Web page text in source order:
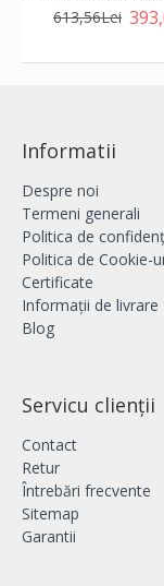
613,56Lei
Informatii
Despre noi
Termeni generali
Politica de
Politica de Cookie-
Certificate
Informații de livrare
Blog
Servicu clienții
Contact
Retur
Întrebări frecvente
Sitemap
Garantii